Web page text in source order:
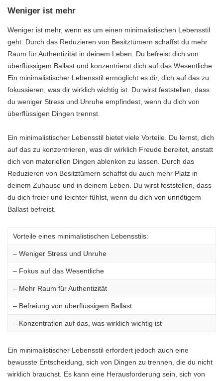
Weniger ist mehr
Weniger ist mehr, wenn es um einen minimalistischen Lebensstil
geht. Durch das Reduzieren von Besitztümern schaffst du mehr
Raum für Authentizität in deinem Leben. Du befreist dich von
überflüssigem Ballast und konzentrierst dich auf das Wesentliche.
Ein minimalistischer Lebensstil ermöglicht es dir, dich auf das zu
fokussieren, was dir wirklich wichtig ist. Du wirst feststellen, dass
du weniger Stress und Unruhe empfindest, wenn du dich von
überflüssigen Dingen trennst.
Ein minimalistischer Lebensstil bietet viele Vorteile. Du lernst, dich
auf das zu konzentrieren, was dir wirklich Freude bereitet, anstatt
dich von materiellen Dingen ablenken zu lassen. Durch das
Reduzieren von Besitztümern schaffst du auch mehr Platz in
deinem Zuhause und in deinem Leben. Du wirst feststellen, dass
du dich freier und leichter fühlst, wenn du dich von unnötigem
Ballast befreist.
Vorteile eines minimalistischen Lebensstils:
– Weniger Stress und Unruhe
– Fokus auf das Wesentliche
– Mehr Raum für Authentizität
– Befreiung von überflüssigem Ballast
– Konzentration auf das, was wirklich wichtig ist
Ein minimalistischer Lebensstil erfordert jedoch auch eine
bewusste Entscheidung, sich von Dingen zu trennen, die du nicht
wirklich brauchst. Es kann eine Herausforderung sein, sich von